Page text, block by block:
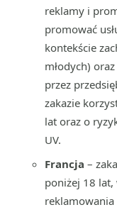
reklamy i
promować
kontekście
młodych)
przez
zakazie
lat oraz o
UV.
Francja –
poniżej 18